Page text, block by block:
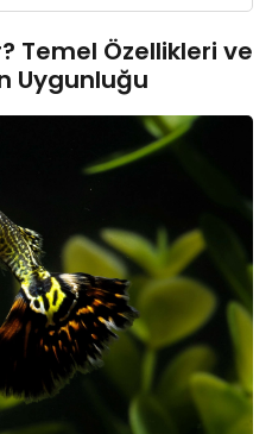
Temel Özellikleri ve
Uygunluğu